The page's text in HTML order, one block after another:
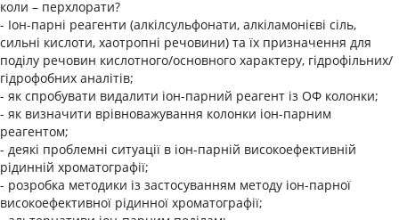
коли – перхлорати?
- Іон-парні реагенти (алкілсульфонати, алкіламонієві сіль,
сильні кислоти, хаотропні речовини) та їх призначення для
поділу речовин кислотного/основного характеру, гідрофільних/
гідрофобних аналітів;
- як спробувати видалити іон-парний реагент із ОФ колонки;
- як визначити врівноважування колонки іон-парним
реагентом;
- деякі проблемні ситуації в іон-парній високоефективній
рідинній хроматографії;
- розробка методики із застосуванням методу іон-парної
високоефективної рідинної хроматографії;